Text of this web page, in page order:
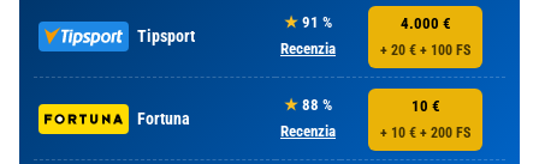
Tipsport
91 %
Recenzia
4.000 €
+ 20 € + 100 FS
Fortuna
88 %
Recenzia
10 €
+ 10 € + 200 FS